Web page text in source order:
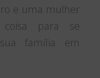
e uma mulher
para se
família em